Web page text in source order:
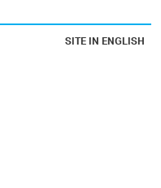
SITE IN ENGLISH